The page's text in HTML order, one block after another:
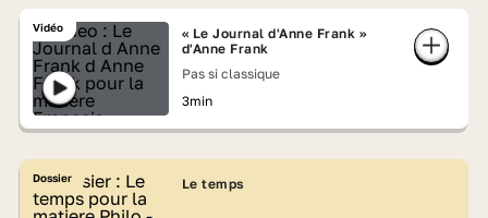
Vidéo
« Le Journal d'Anne Frank »
d'Anne Frank
Pas si classique
3min
Dossier Le temps